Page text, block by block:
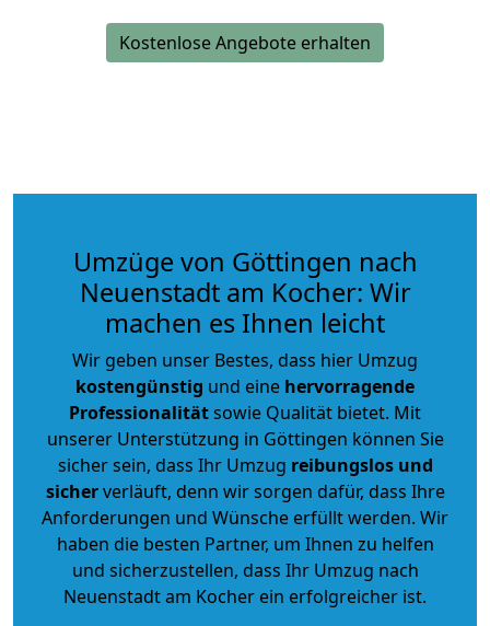
Kostenlose Angebote erhalten
Umzüge von Göttingen nach
Neuenstadt am Kocher: Wir
machen es Ihnen leicht
Wir geben unser Bestes, dass hier Umzug
kostengünstig und eine hervorragende
Professionalitätsowie Qualität bietet. Mit
unserer Unterstützung in Göttingen können Sie
sicher sein, dass Ihr Umzug reibungslos und
sicherverläuft, denn wir sorgen dafür, dass Ihre
Anforderungen und Wünsche erfüllt werden. Wir
haben die besten Partner, um Ihnen zu helfen
und sicherzustellen, dass Ihr Umzug nach
Neuenstadt am Kocher ein erfolgreicher ist.